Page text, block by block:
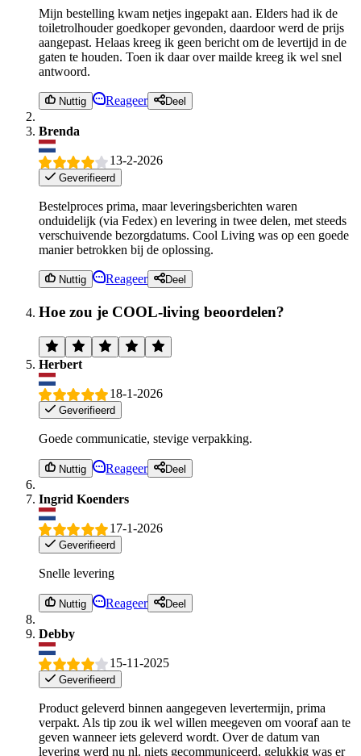
Mijn bestelling kwam netjes ingepakt aan. Elders had ik de
toiletrolhouder goedkoper gevonden, daardoor werd de prijs
aangepast. Helaas kreeg ik geen bericht om de levertijd in de
gaten te houden. Toen ik daar over mailde kreeg ik wel snel
antwoord.
Nuttig Reageer Deel
Brenda
13-2-2026
Geverifieerd
Bestelproces prima, maar leveringsberichten waren
onduidelijk (via Fedex) en levering in twee delen, met steeds
verschuivende bezorgdatums. Cool Living was op een goede
manier betrokken bij de oplossing.
Nuttig Reageer Deel
Hoe zou je COOL-living beoordelen?
Herbert
18-1-2026
Geverifieerd
Goede communicatie, stevige verpakking.
Nuttig Reageer Deel
Ingrid Koenders
17-1-2026
Geverifieerd
Snelle levering
Nuttig Reageer Deel
Debby
15-11-2025
Geverifieerd
Product geleverd binnen aangegeven levertermijn, prima
verpakt. Als tip zou ik wel willen meegeven om vooraf aan te
geven wanneer iets geleverd wordt. Over de datum van
levering werd nu nl. niets gecommuniceerd, gelukkig was er